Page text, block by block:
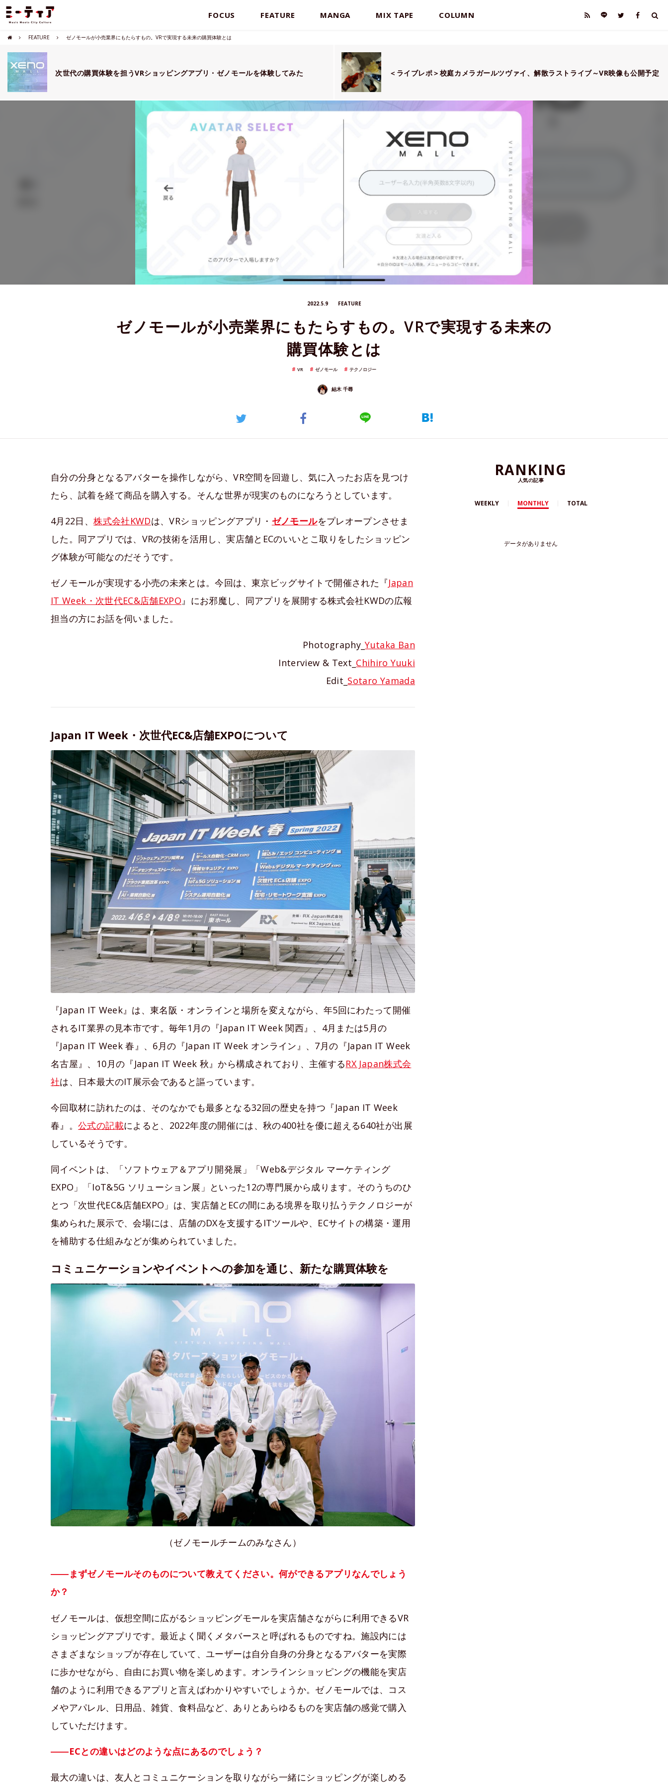
FOCUS FEATURE MANGA MIX TAPE COLUMN
FEATURE ゼノモールが小売業界にもたらすもの。VRで実現する未来の購買体験とは
次世代の購買体験を担うVRショッピングアプリ・ゼノモールを体験してみた ＜ライブレポ＞校庭カメラガールツヴァイ、解散ラストライブ～VR映像も公開予定
2022.5.9 FEATURE
ゼノモールが小売業界にもたらすもの。VRで実現する未来の
購買体験とは
VR ゼノモール テクノロジー
結木 千尋
自分の分身となるアバターを操作しながら、VR空間を回遊し、気に入ったお店を見つけ
たら、試着を経て商品を購入する。そんな世界が現実のものになろうとしています。
4月22日、株式会社KWDは、VRショッピングアプリ・ ゼノモールをプレオープンさせま
した。同アプリでは、VRの技術を活用し、実店舗とECのいいとこ取りをしたショッピン
グ体験が可能なのだそうです。
ゼノモールが実現する小売の未来とは。今回は、東京ビッグサイトで開催された『Japan
IT Week・次世代EC&店舗EXPO』にお邪魔し、同アプリを展開する株式会社KWDの広報
担当の方にお話を伺いました。
Photography_Yutaka Ban
Interview & Text_ Chihiro Yuuki
Edit_ Sotaro Yamada
Japan IT Week・次世代EC&店舗EXPOについて
『Japan IT Week』は、東名阪・オンラインと場所を変えながら、年5回にわたって開催
されるIT業界の見本市です。毎年1月の『Japan IT Week 関西』、4月または5月の
『Japan IT Week 春』、6月の『Japan IT Week オンライン』、7月の『Japan IT Week
名古屋』、10月の『Japan IT Week 秋』から構成されており、主催するRX Japan株式会
社は、日本最大のIT展示会であると謳っています。
今回取材に訪れたのは、そのなかでも最多となる32回の歴史を持つ『Japan IT Week
春』。公式の記載によると、2022年度の開催には、秋の400社を優に超える640社が出展
しているそうです。
同イベントは、「ソフトウェア＆アプリ開発展」「Web&デジタル マーケティング
EXPO」「IoT&5G ソリューション展」といった12の専門展から成ります。そのうちのひ
とつ「次世代EC&店舗EXPO」は、実店舗とECの間にある境界を取り払うテクノロジーが
集められた展示で、会場には、店舗のDXを支援するITツールや、ECサイトの構築・運用
を補助する仕組みなどが集められていました。
コミュニケーションやイベントへの参加を通じ、新たな購買体験を
（ゼノモールチームのみなさん）
――まずゼノモールそのものについて教えてください。何ができるアプリなんでしょう
か？
ゼノモールは、仮想空間に広がるショッピングモールを実店舗さながらに利用できるVR
ショッピングアプリです。最近よく聞くメタバースと呼ばれるものですね。施設内には
さまざまなショップが存在していて、ユーザーは自分自身の分身となるアバターを実際
に歩かせながら、自由にお買い物を楽しめます。オンラインショッピングの機能を実店
舗のように利用できるアプリと言えばわかりやすいでしょうか。ゼノモールでは、コス
メやアパレル、日用品、雑貨、食料品など、ありとあらゆるものを実店舗の感覚で購入
していただけます。
――ECとの違いはどのような点にあるのでしょう？
最大の違いは、友人とコミュニケーションを取りながら一緒にショッピングが楽しめる
RANKING
人気の記事
WEEKLY MONTHLY TOTAL
データがありません